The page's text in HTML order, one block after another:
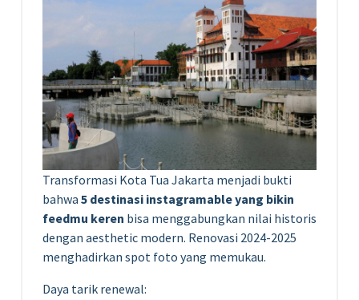
Transformasi Kota Tua Jakarta menjadi bukti
bahwa 5 destinasi instagramable yang bikin
feedmu keren bisa menggabungkan nilai historis
dengan aesthetic modern. Renovasi 2024-2025
menghadirkan spot foto yang memukau.
Daya tarik renewal: